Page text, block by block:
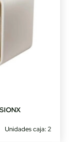
Unidades caja: 2